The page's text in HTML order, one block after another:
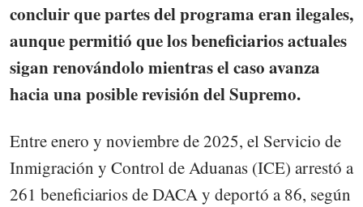
concluir que partes del programa eran ilegales,
aunque permitió que los beneficiarios actuales
sigan renovándolo mientras el caso avanza
hacia una posible revisión del Supremo.
Entre enero y noviembre de 2025, el Servicio de
Inmigración y Control de Aduanas (ICE) arrestó a
261 beneficiarios de DACA y deportó a 86, según